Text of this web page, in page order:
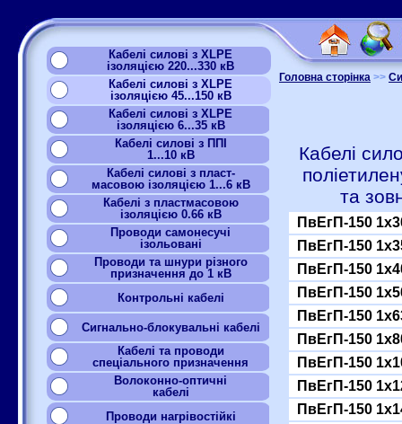
Кабелі силові з XLPE
ізоляцією 220...330 кВ
Кабелі силові з XLPE
ізоляцією 45...150 кВ
Кабелі силові з XLPE
ізоляцією 6...35 кВ
Кабелі силові з ППІ
1...10 кВ
Кабелі силові з пласт-
масовою ізоляцією 1...6 кВ
Кабелі з пластмасовою
ізоляцією 0.66 кВ
Проводи самонесучі
ізольовані
Проводи та шнури різного
призначення до 1 кВ
Контрольні кабелі
Сигнально-блокувальні кабелі
Кабелі та проводи
спеціального призначення
Волоконно-оптичні
кабелі
Проводи нагрівостійкі
Головна сторінка >>
Кабелі
та
ПвЕгП-150
ПвЕгП-150
ПвЕгП-150
ПвЕгП-150
ПвЕгП-150
ПвЕгП-150
ПвЕгП-150
ПвЕгП-150
ПвЕгП-150